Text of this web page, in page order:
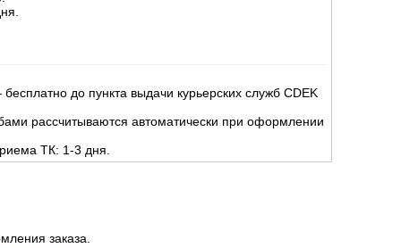
до пункта выдачи курьерских служб CDEK
рассчитываются автоматически при оформлении
ТК: 1-3 дня.
заказа.